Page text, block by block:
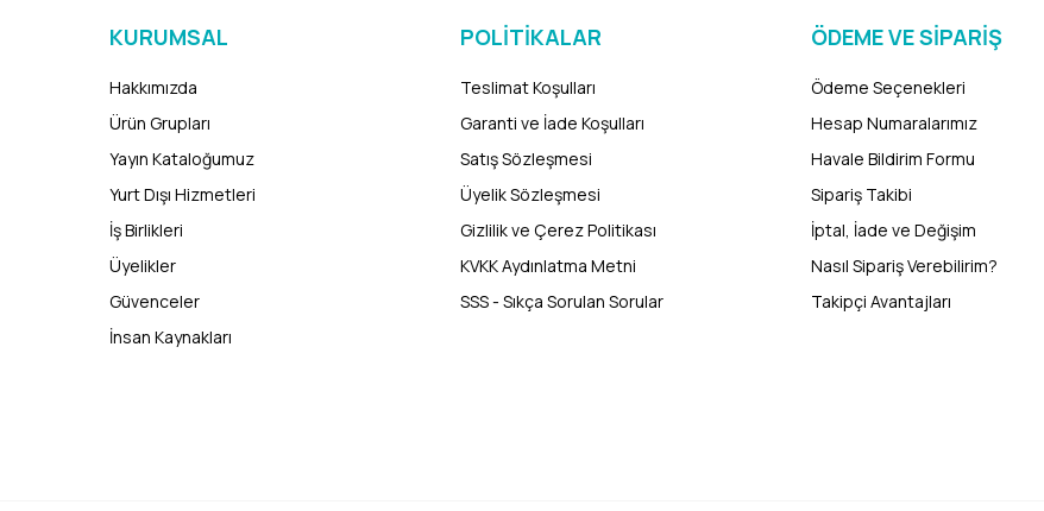
KURUMSAL
Hakkımızda
Ürün Grupları
Yayın Kataloğumuz
Yurt Dışı Hizmetleri
İş Birlikleri
Üyelikler
Güvenceler
İnsan Kaynakları
POLITIKALAR
Teslimat Koşulları
Garanti ve İade Koşulları
Satış Sözleşmesi
Üyelik Sözleşmesi
Gizlilik ve Çerez Politikası
KVKK Aydınlatma Metni
SSS - Sıkça Sorulan Sorular
ÖDEME VE SIPARIŞ
Ödeme Seçenekleri
Hesap Numaralarımız
Havale Bildirim Formu
Sipariş Takibi
İptal, İade ve Değişim
Nasıl Sipariş Verebilirim?
Takipçi Avantajları